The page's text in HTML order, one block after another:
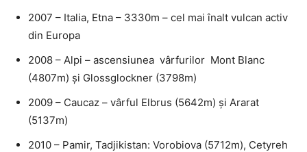
2007 – Italia, Etna – 3330m – cel mai înalt vulcan activ
din Europa
2008 – Alpi – ascensiunea vârfurilor Mont Blanc
(4807m) şi Glossglockner (3798m)
2009 – Caucaz – vârful Elbrus (5642m) şi Ararat
(5137m)
2010 – Pamir, Tadjikistan: Vorobiova (5712m), Cetyreh